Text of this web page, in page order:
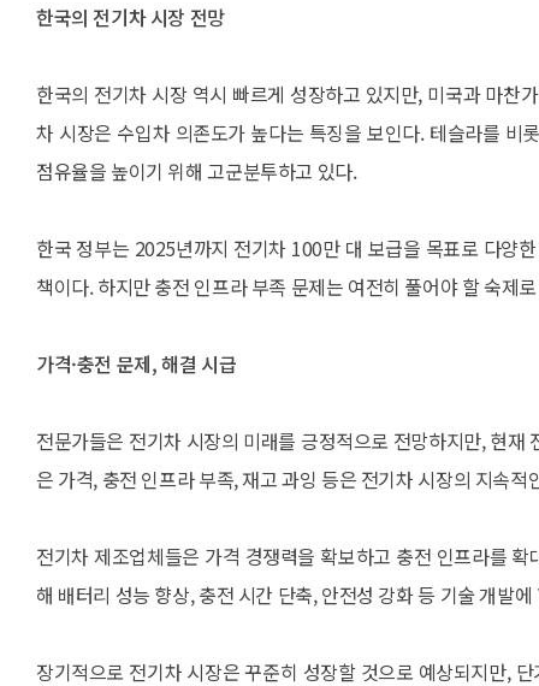
한국의 전기차 시장 전망
한국의 전기차 시장 역시 빠르게 성장하고 있지만, 미국과 마찬
차 시장은 수입차 의존도가 높다는 특징을 보인다. 테슬라를
점유율을 높이기 위해 고군분투하고 있다.
한국 정부는 2025년까지 전기차 100만 대 보급을 목표로 다양
책이다. 하지만 충전 인프라 부족 문제는 여전히 풀어야 할 숙제
가격·충전 문제, 해결 시급
전문가들은 전기차 시장의 미래를 긍정적으로 전망하지만, 현
은 가격, 충전 인프라 부족, 재고 과잉 등은 전기차 시장의 지속
전기차 제조업체들은 가격 경쟁력을 확보하고 충전 인프라를
해 배터리 성능 향상, 충전 시간 단축, 안전성 강화 등 기술 개발
장기적으로 전기차 시장은 꾸준히 성장할 것으로 예상되지만,